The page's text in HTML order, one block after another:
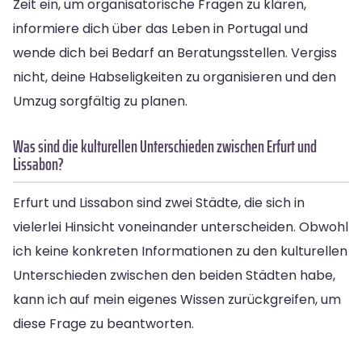
Zeit ein, um organisatorische Fragen zu klären,
informiere dich über das Leben in Portugal und
wende dich bei Bedarf an Beratungsstellen. Vergiss
nicht, deine Habseligkeiten zu organisieren und den
Umzug sorgfältig zu planen.
Was sind die kulturellen Unterschieden zwischen Erfurt und
Lissabon?
Erfurt und Lissabon sind zwei Städte, die sich in
vielerlei Hinsicht voneinander unterscheiden. Obwohl
ich keine konkreten Informationen zu den kulturellen
Unterschieden zwischen den beiden Städten habe,
kann ich auf mein eigenes Wissen zurückgreifen, um
diese Frage zu beantworten.